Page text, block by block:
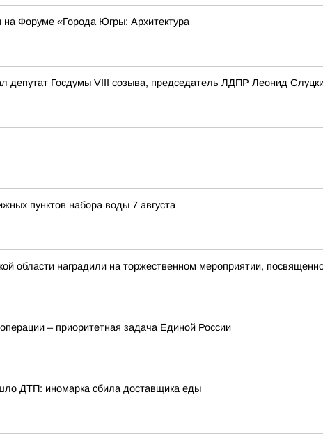
Форуме «Города Югры: Архитектура
депутат Госдумы VIII созыва, председатель ЛДПР Леонид
пунктов набора воды 7 августа
области наградили на торжественном мероприятии,
– приоритетная задача Единой России
ДТП: иномарка сбила доставщика еды